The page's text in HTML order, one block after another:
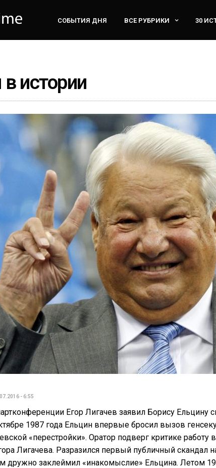
СОБЫТИЯ ДНЯ ВСЕ РУБРИКИ 30
истории
- 6:55
Егор Лигачев заявил Борису Ельцину
1987 года Ельцин впервые бросил вызов
«перестройки». Оратор подверг критике работу
Лигачева. Разразился первый публичный скандал
дружно заклеймил «инакомыслие» Ельцина. Летом